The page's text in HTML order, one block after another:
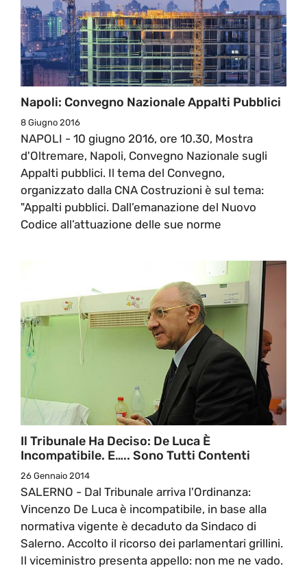
Napoli: Convegno Nazionale Appalti Pubblici
8 Giugno 2016
NAPOLI - 10 giugno 2016, ore 10.30, Mostra
d'Oltremare, Napoli, Convegno Nazionale sugli
Appalti pubblici. Il tema del Convegno,
organizzato dalla CNA Costruzioni è sul tema:
"Appalti pubblici. Dall’emanazione del Nuovo
Codice all’attuazione delle sue norme
Il Tribunale Ha Deciso: De Luca È
Incompatibile. E….. Sono Tutti Contenti
26 Gennaio 2014
SALERNO - Dal Tribunale arriva l'Ordinanza:
Vincenzo De Luca è incompatibile, in base alla
normativa vigente è decaduto da Sindaco di
Salerno. Accolto il ricorso dei parlamentari grillini.
Il viceministro presenta appello: non me ne vado.